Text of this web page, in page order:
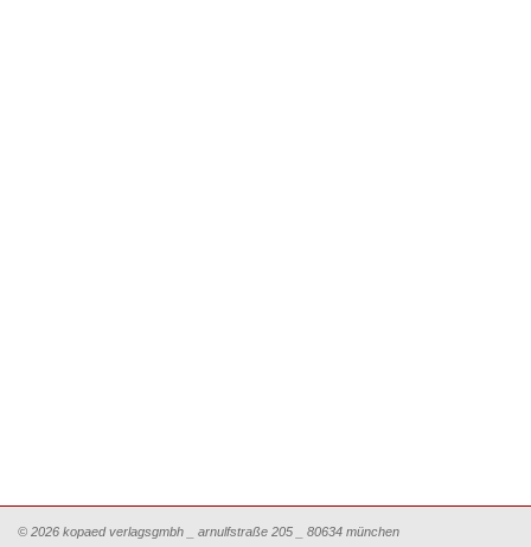
© 2026 kopaed verlagsgmbh _ arnulfstraße 205 _ 80634 münchen